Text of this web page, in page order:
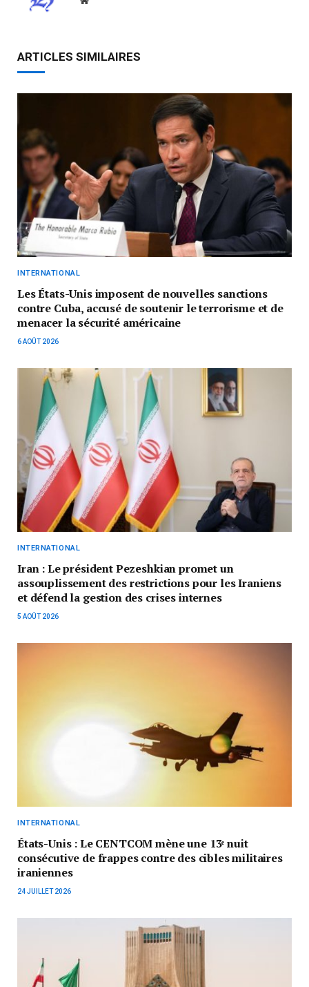
ARTICLES SIMILAIRES
INTERNATIONAL
Les États-Unis imposent de nouvelles sanctions
contre Cuba, accusé de soutenir le terrorisme et de
menacer la sécurité américaine
6 AOÛT 2026
INTERNATIONAL
Iran : Le président Pezeshkian promet un
assouplissement des restrictions pour les Iraniens
et défend la gestion des crises internes
5 AOÛT 2026
INTERNATIONAL
États-Unis : Le CENTCOM mène une 13ᵉ nuit
consécutive de frappes contre des cibles militaires
iraniennes
24 JUILLET 2026